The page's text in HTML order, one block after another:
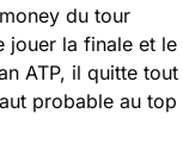
du tour
jouer la finale et le
ATP, il quitte tout
probable au top